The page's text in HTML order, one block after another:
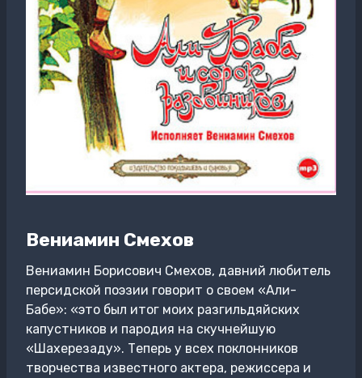
Вениамин Смехов
Вениамин Борисович Смехов, давний любитель
персидской поэзии говорит о своем «Али-
Бабе»: «это был итог моих разгильдяйских
капустников и пародия на скучнейшую
«Шахерезаду». Теперь у всех поклонников
творчества известного актера, режиссера и